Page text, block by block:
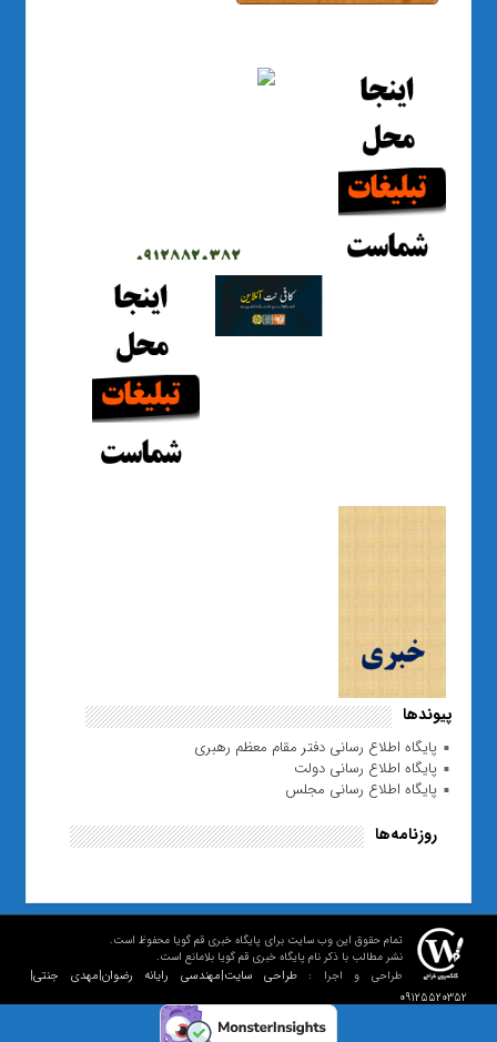
پیوندها
پایگاه اطلاع رسانی دفتر مقام معظم رهبری
پایگاه اطلاع رسانی دولت
پایگاه اطلاع رسانی مجلس
روزنامه‌ها
تمام حقوق این وب سایت برای پایگاه خبری قم گویا محفوظ است.
نشر مطالب با ذکر نام پایگاه خبری قم گویا بلامانع است.
طراحی و اجرا : طراحی سایت|مهندسی رایانه رضوان|مهدی جنتی|
09125520352